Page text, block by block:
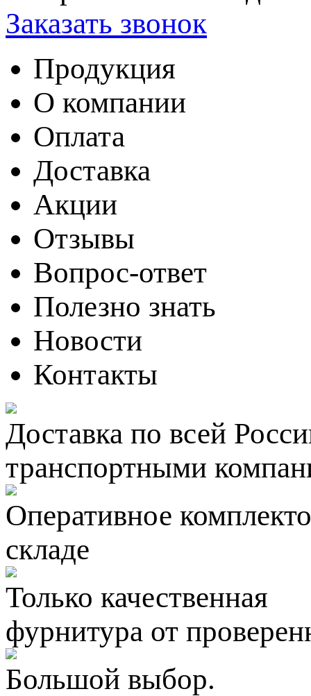
Заказать звонок
Продукция
О компании
Оплата
Доставка
Акции
Отзывы
Вопрос-ответ
Полезно знать
Новости
Контакты
Доставка по всей
транспортными
Оперативное
складе
Только качественная
фурнитура от
Большой выбор.